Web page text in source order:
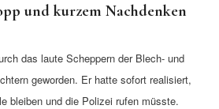
und kurzem Nachdenken
das laute Scheppern der Blech- und
geworden. Er hatte sofort realisiert,
bleiben und die Polizei rufen müsste.